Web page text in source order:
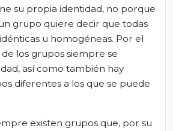
su propia identidad, no porque
grupo quiere decir que todas
u homogéneas. Por el
los grupos siempre se
así como también hay
diferentes a los que se puede
existen grupos que, por su